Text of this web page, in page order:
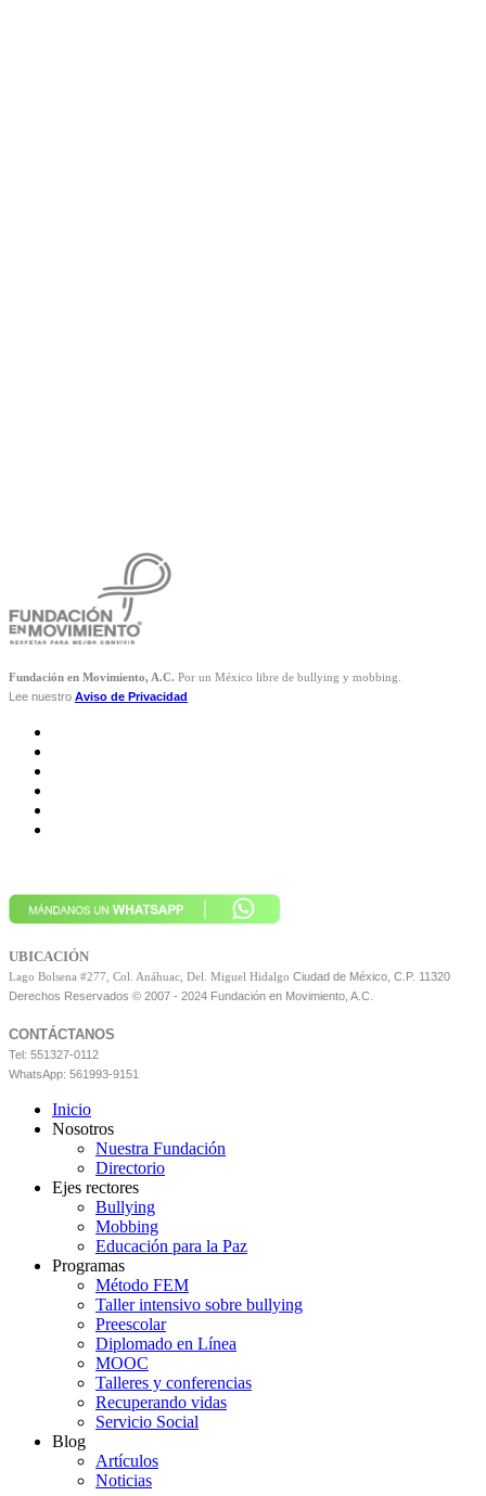
Fundación en Movimiento, A.C. Por un México libre de bullying y mobbing.
Lee nuestro Aviso de Privacidad
UBICACIÓN
Lago Bolsena #277, Col. Anáhuac, Del. Miguel Hidalgo Ciudad de México, C.P. 11320
Derechos Reservados © 2007 - 2024 Fundación en Movimiento, A.C.
CONTÁCTANOS
Tel: 551327-0112
WhatsApp: 561993-9151
Inicio
Nosotros
Nuestra Fundación
Directorio
Ejes rectores
Bullying
Mobbing
Educación para la Paz
Programas
Método FEM
Taller intensivo sobre bullying
Preescolar
Diplomado en Línea
MOOC
Talleres y conferencias
Recuperando vidas
Servicio Social
Blog
Artículos
Noticias